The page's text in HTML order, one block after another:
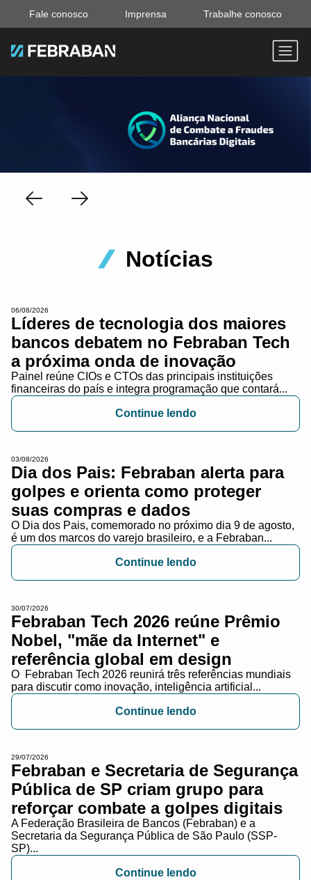
Fale conosco Imprensa Trabalhe conosco
Notícias
06/08/2026
Líderes de tecnologia dos maiores
bancos debatem no Febraban Tech
a próxima onda de inovação
Painel reúne CIOs e CTOs das principais instituições
financeiras do país e integra programação que contará...
Continue lendo
03/08/2026
Dia dos Pais: Febraban alerta para
golpes e orienta como proteger
suas compras e dados
O Dia dos Pais, comemorado no próximo dia 9 de agosto,
é um dos marcos do varejo brasileiro, e a Febraban...
Continue lendo
30/07/2026
Febraban Tech 2026 reúne Prêmio
Nobel, "mãe da Internet" e
referência global em design
O Febraban Tech 2026 reunirá três referências mundiais
para discutir como inovação, inteligência artificial...
Continue lendo
29/07/2026
Febraban e Secretaria de Segurança
Pública de SP criam grupo para
reforçar combate a golpes digitais
A Federação Brasileira de Bancos (Febraban) e a
Secretaria da Segurança Pública de São Paulo (SSP-
SP)...
Continue lendo